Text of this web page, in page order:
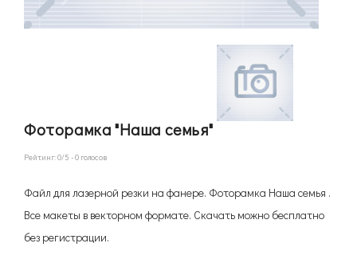
Фоторамка "Наша семья"
Рейтинг:0/5 -0 голосов
Файл для лазерной резки на фанере. Фоторамка Наша семья .
Все макеты в векторном формате. Скачать можно бесплатно
без регистрации.